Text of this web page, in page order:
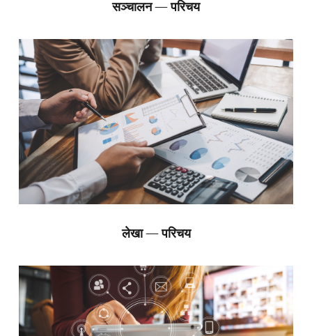
सञ्चालन — परिचय
लेखा — परिचय